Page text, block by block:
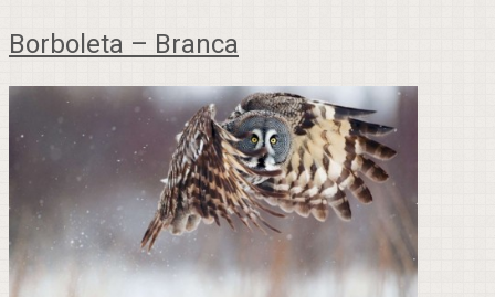
Borboleta – Branca